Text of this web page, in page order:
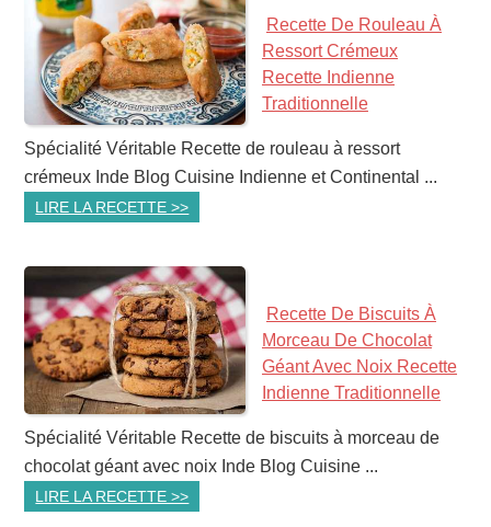
Recette De Rouleau À
Ressort Crémeux
Recette Indienne
Traditionnelle
Spécialité Véritable Recette de rouleau à ressort
crémeux Inde Blog Cuisine Indienne et Continental ...
LIRE LA RECETTE >>
Recette De Biscuits À
Morceau De Chocolat
Géant Avec Noix Recette
Indienne Traditionnelle
Spécialité Véritable Recette de biscuits à morceau de
chocolat géant avec noix Inde Blog Cuisine ...
LIRE LA RECETTE >>